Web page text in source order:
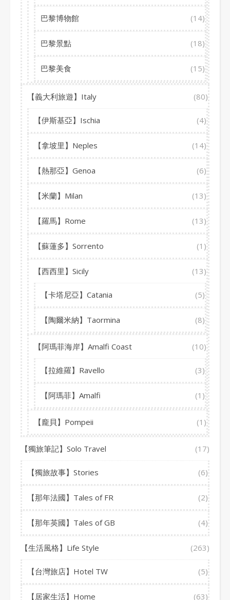
巴黎博物館 (14)
巴黎景點 (18)
巴黎美食 (15)
【義大利旅遊】Italy (80)
【伊斯基亞】Ischia (4)
【拿坡里】Neples (14)
【熱那亞】Genoa (6)
【米蘭】Milan (13)
【羅馬】Rome (13)
【蘇蓮多】Sorrento (1)
【西西里】Sicily (13)
【卡塔尼亞】Catania (5)
【陶爾米納】Taormina (8)
【阿瑪菲海岸】Amalfi Coast (10)
【拉維羅】Ravello (3)
【阿瑪菲】Amalfi (1)
【龐貝】Pompeii (1)
【獨旅筆記】Solo Travel (17)
【獨旅故事】Stories (6)
【那年法國】Tales of FR (2)
【那年英國】Tales of GB (4)
【生活風格】Life Style (263)
【台灣旅店】Hotel TW (5)
【居家生活】Home (63)